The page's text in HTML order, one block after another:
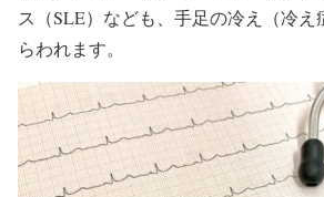
ス（SLE）なども、手足の冷え（冷え
らわれます。